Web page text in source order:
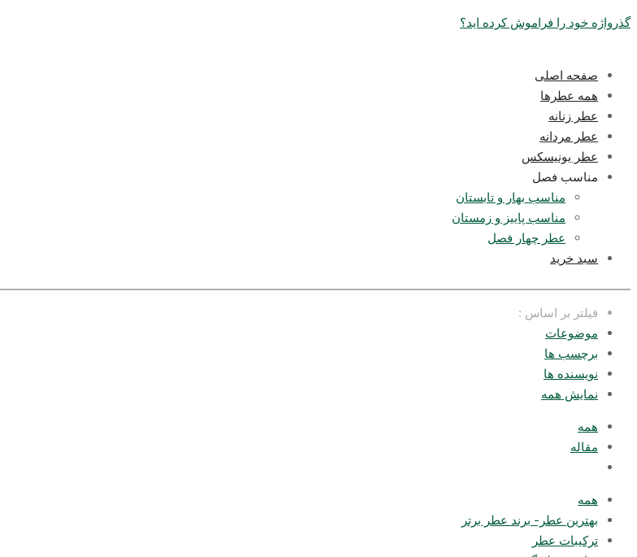
گذرواژه خود را فراموش کرده اید؟
صفحه اصلی
همه عطرها
عطر زنانه
عطر مردانه
عطر یونیسکس
مناسب فصل
مناسب بهار و تابستان
مناسب پاییز و زمستان
عطر چهار فصل
سبد خرید
فیلتر بر اساس :
موضوعات
برچسب ها
نویسنده ها
نمایش همه
همه
مقاله
همه
بهترین عطر- برند عطر برتر
ترکیبات عطر